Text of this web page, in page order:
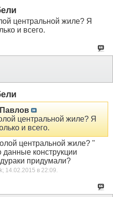
центральной жиле? Я
и всего.
центральной жиле? Я
и всего.
центральной жиле? "
конструкции
придумали?
14.02.2015 в 22:09